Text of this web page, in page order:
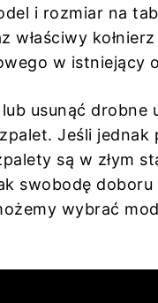
i rozmiar na
w istniejący
usunąć drobne
Jeśli
są w złym
swobodę
wybrać